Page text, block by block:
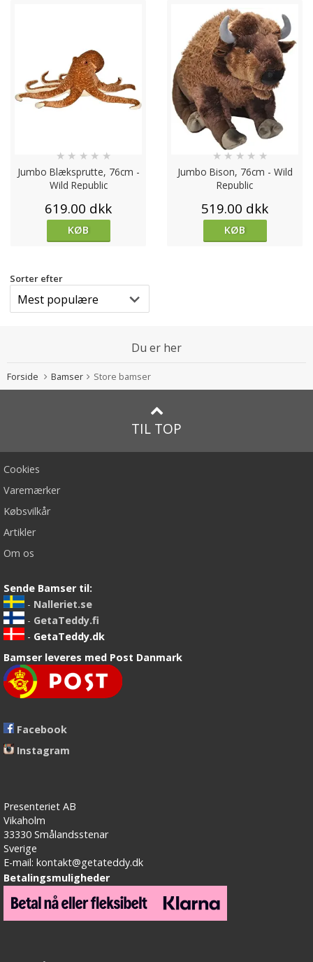
Jumbo Blæksprutte, 76cm -
Wild Republic
★ ★ ★ ★ ★
619.00 dkk
KØB
Jumbo Bison, 76cm - Wild
Republic
★ ★ ★ ★ ★
519.00 dkk
KØB
Sorter efter
Du er her
Forside Bamser Store bamser
TIL TOP
Cookies
Varemærker
Købsvilkår
Artikler
Om os
Sende Bamser til:
- Nalleriet.se
- GetaTeddy.fi
- GetaTeddy.dk
Bamser leveres med Post Danmark
Facebook
Instagram
Presenteriet AB
Vikaholm
33330 Smålandsstenar
Sverige
E-mail: kontakt@getateddy.dk
Betalingsmuligheder